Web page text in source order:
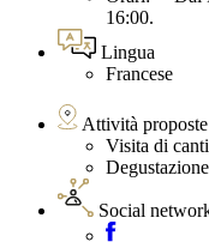
16:00.
Lingua
Francese
Attività proposte
Visita di
Degustazione
Social